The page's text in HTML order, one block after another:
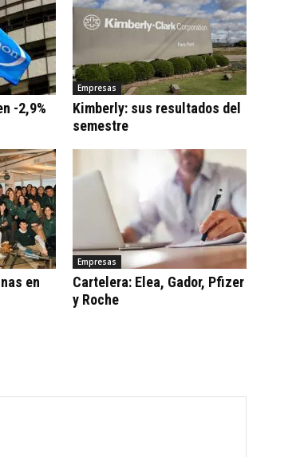
-2,9%
Empresas
Kimberly: sus resultados del
semestre
en
Empresas
Cartelera: Elea, Gador, Pfizer
y Roche